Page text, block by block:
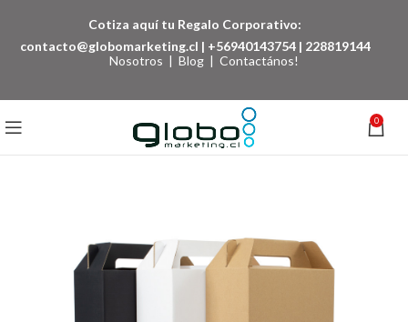
Cotiza aquí tu Regalo Corporativo:
contacto@globomarketing.cl | +56940143754 | 228819144
Nosotros | Blog | Contactános!
0